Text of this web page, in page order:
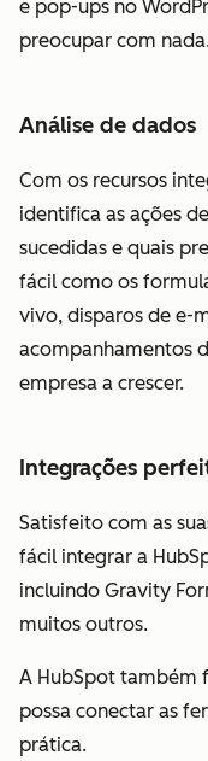
e pop-ups no
preocupar com
Análise de dados
Com os recursos
identifica as ações
sucedidas e quais
fácil como os
vivo, disparos de e-
acompanhamentos
empresa a crescer.
Integrações
Satisfeito com as
fácil integrar a
incluindo Gravity
muitos outros.
A HubSpot também
possa conectar as
prática.